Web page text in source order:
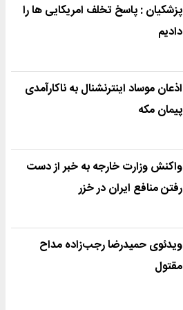
پزشکیان : پاسخ تخلف امریکایی ها را
دادیم
اذعان موساد اینترنشنال به ناکارآمدی
پیمان مکه
واکنش وزارت خارجه به خبر از دست
رفتن منافع ایران در خزر
ویدئوی حمیدرضا رجب‌زاده مداح
مقتول